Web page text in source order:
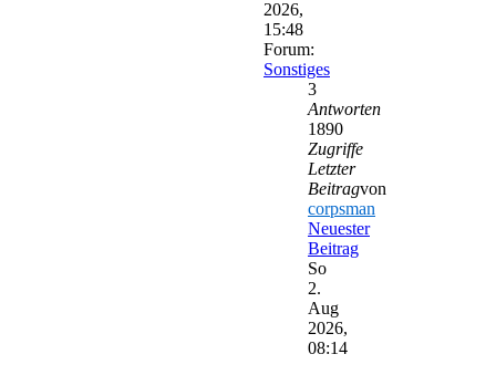
2026,
15:48
Forum:
Sonstiges
3
Antworten
1890
Zugriffe
Letzter
Beitragvon
corpsman
Neuester
Beitrag
So
2.
Aug
2026,
08:14